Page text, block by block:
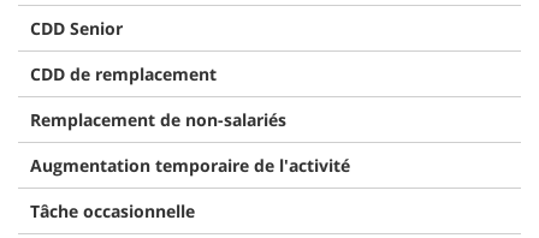
CDD Senior
CDD de remplacement
Remplacement de non-salariés
Augmentation temporaire de l'activité
Tâche occasionnelle